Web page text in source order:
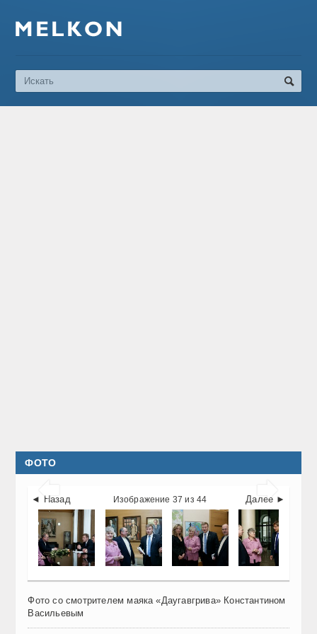
ФОТО
 
◄ Назад Далее ►
Изображение 37 из 44
Фото со смотрителем маяка «Даугавгрива» Константином
Васильевым